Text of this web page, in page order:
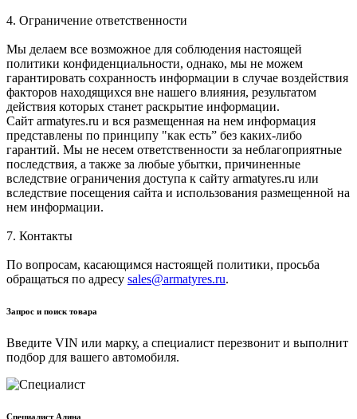
4. Ограничение ответственности
Мы делаем все возможное для соблюдения настоящей
политики конфиденциальности, однако, мы не можем
гарантировать сохранность информации в случае воздействия
факторов находящихся вне нашего влияния, результатом
действия которых станет раскрытие информации.
Сайт armatyres.ru и вся размещенная на нем информация
представлены по принципу "как есть” без каких-либо
гарантий. Мы не несем ответственности за неблагоприятные
последствия, а также за любые убытки, причиненные
вследствие ограничения доступа к сайту armatyres.ru или
вследствие посещения сайта и использования размещенной на
нем информации.
7. Контакты
По вопросам, касающимся настоящей политики, просьба
обращаться по адресу sales@armatyres.ru.
Запрос и поиск товара
Введите VIN или марку, а специалист перезвонит и выполнит
подбор для вашего автомобиля.
Cпециалист Алина